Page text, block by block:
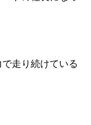
走り続けている